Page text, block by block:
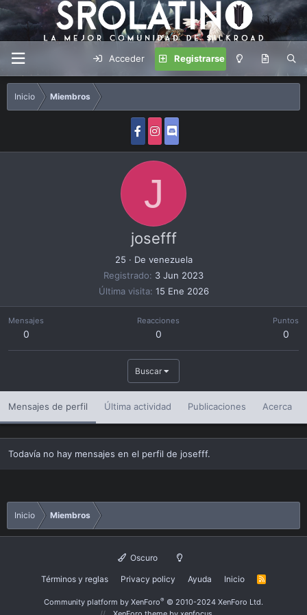
Acceder Registrarse
Inicio Miembros
J
josefff
25 · De venezuela
Registrado
3 Jun 2023
Última visita 15 Ene 2026
Mensajes
0
Reacciones
0
Puntos
0
Buscar
Mensajes de perfil Última actividad Publicaciones Acerca
Todavía no hay mensajes en el perfil de josefff.
Inicio Miembros
Oscuro
Términos y reglas Privacy policy Ayuda Inicio
R
Community platform by XenForo® © 2010-2024 XenForo Ltd.